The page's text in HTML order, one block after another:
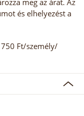
meg az árat. Az
és elhelyezést a
Ft/személy/